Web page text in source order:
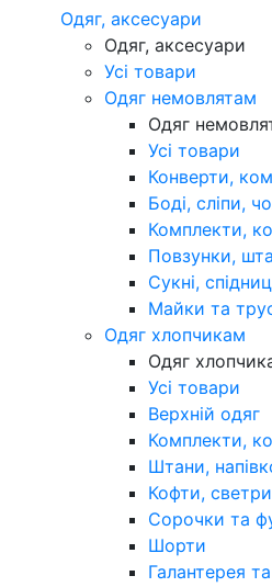
Одяг, аксесуари
Одяг, аксесуари
Усі товари
Одяг немовлятам
Одяг
Усі товари
Конверти,
Боді, сліпи,
Комплекти,
Повзунки,
Сукні,
Майки та
Одяг хлопчикам
Одяг
Усі товари
Верхній одяг
Комплекти,
Штани,
Кофти,
Сорочки та
Шорти
Галантерея